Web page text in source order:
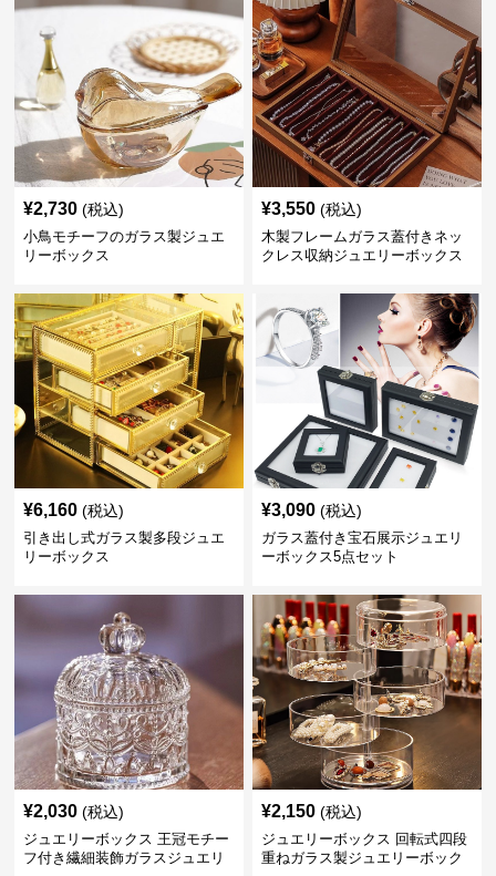
¥2,730 (税込)
小鳥モチーフのガラス製ジュエ
リーボックス
¥3,550 (税込)
木製フレームガラス蓋付きネッ
クレス収納ジュエリーボックス
¥6,160 (税込)
引き出し式ガラス製多段ジュエ
リーボックス
¥3,090 (税込)
ガラス蓋付き宝石展示ジュエリ
ーボックス5点セット
¥2,030 (税込)
ジュエリーボックス 王冠モチー
フ付き繊細装飾ガラスジュエリ
¥2,150 (税込)
ジュエリーボックス 回転式四段
重ねガラス製ジュエリーボック